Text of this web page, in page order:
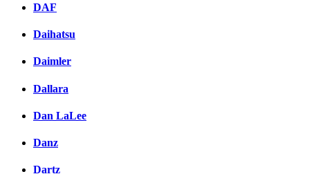
DAF
Daihatsu
Daimler
Dallara
Dan LaLee
Danz
Dartz